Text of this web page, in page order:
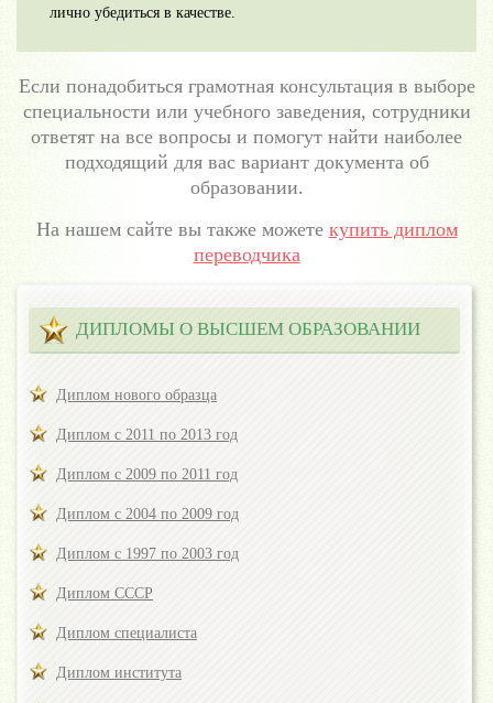
лично убедиться в качестве.
Если понадобиться грамотная консультация в выборе
специальности или учебного заведения, сотрудники
ответят на все вопросы и помогут найти наиболее
подходящий для вас вариант документа об
образовании.
На нашем сайте вы также можете купить диплом
переводчика
ДИПЛОМЫ О ВЫСШЕМ ОБРАЗОВАНИИ
Диплом нового образца
Диплом с 2011 по 2013 год
Диплом с 2009 по 2011 год
Диплом с 2004 по 2009 год
Диплом с 1997 по 2003 год
Диплом СССР
Диплом специалиста
Диплом института